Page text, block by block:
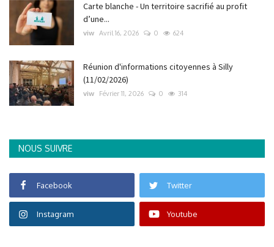
Carte blanche - Un territoire sacrifié au profit
d’une...
viw Avril 16, 2026 0 624
Réunion d'informations citoyennes à Silly
(11/02/2026)
viw Février 11, 2026 0 314
NOUS SUIVRE
Facebook Twitter
Instagram Youtube